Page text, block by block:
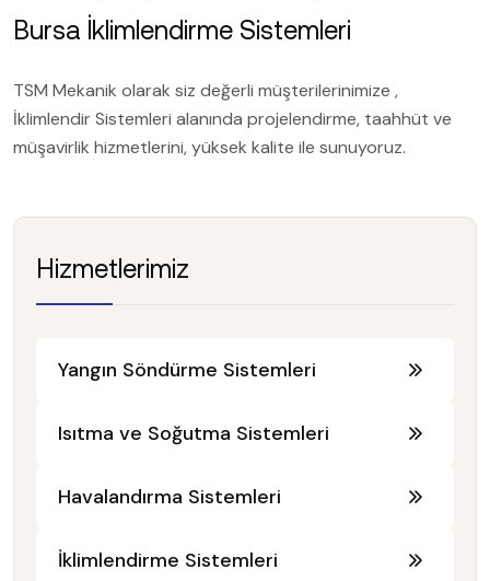
Hizmetlerimiz
Yangın Söndürme Sistemleri
Isıtma ve Soğutma Sistemleri
Havalandırma Sistemleri
İklimlendirme Sistemleri
Bursa İklimlendirme Sistemleri
TSM Mekanik olarak siz değerli müşterilerinimize ,
İklimlendir Sistemleri alanında projelendirme, taahhüt ve
müşavirlik hizmetlerini, yüksek kalite ile sunuyoruz.